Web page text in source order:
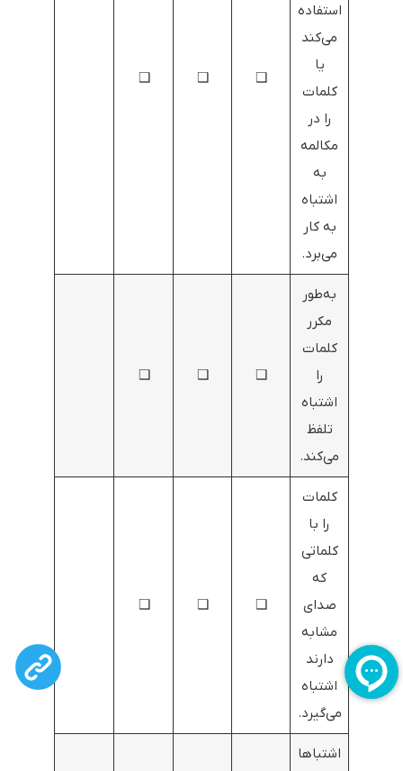
استفاده
می‌کند
یا
کلمات
را در
مکالمه
به
اشتباه
به کار
می‌برد.
❑
❑
❑
به‌طور
مکرر
کلمات
را
اشتباه
تلفظ
می‌کند.
❑
❑
❑
کلمات
را با
کلماتی
که
صدای
مشابه
دارند
اشتباه
می‌گیرد.
❑
❑
❑
اشتباها